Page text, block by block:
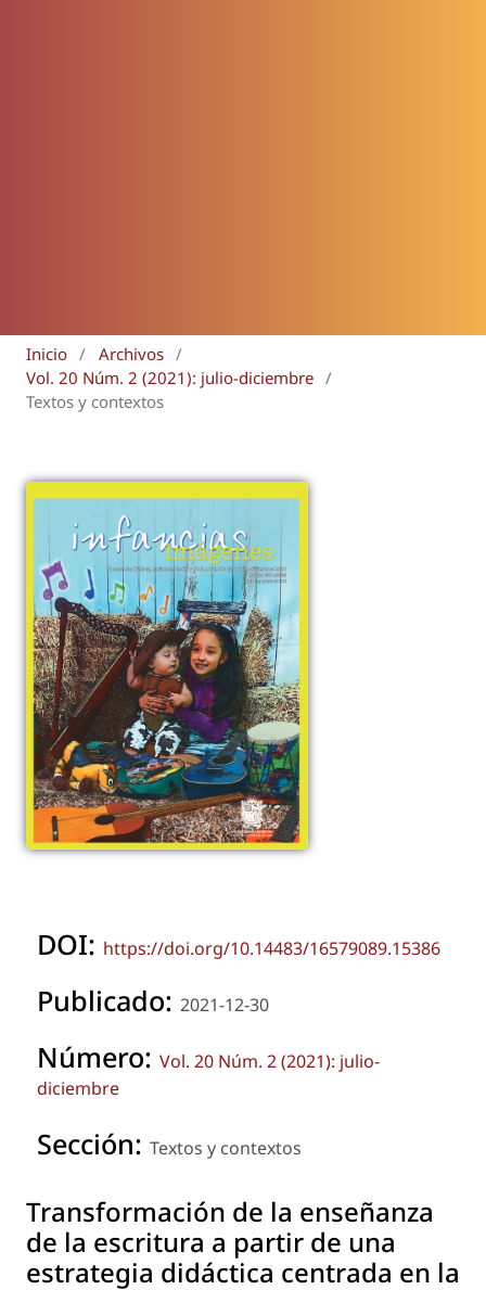
Inicio / Archivos /
Vol. 20 Núm. 2 (2021): julio-diciembre /
Textos y contextos
DOI: https://doi.org/10.14483/16579089.15386
Publicado: 2021-12-30
Número: Vol. 20 Núm. 2 (2021): julio-
diciembre
Sección: Textos y contextos
Transformación de la enseñanza
de la escritura a partir de una
estrategia didáctica centrada en la